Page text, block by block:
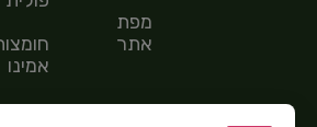
מפת
אתר
אמינו